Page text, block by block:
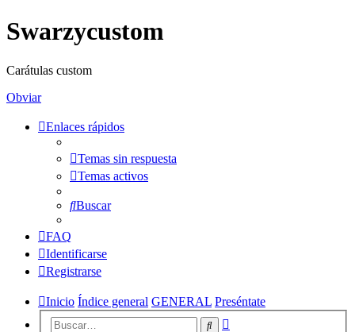
Swarzycustom
Carátulas custom
Obviar
Enlaces rápidos
Temas sin respuesta
Temas activos
Buscar
FAQ
Identificarse
Registrarse
Inicio Índice general GENERAL Preséntate
Buscar